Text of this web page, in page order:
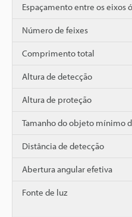
Espaçamento entre os
Número de feixes
Comprimento total
Altura de detecção
Altura de proteção
Tamanho do objeto mínimo
Distância de detecção
Abertura angular efetiva
Fonte de luz